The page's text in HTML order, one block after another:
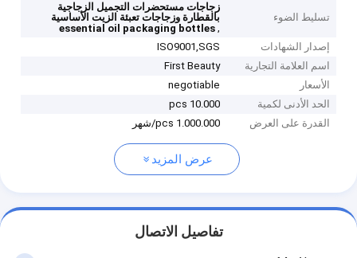
تسليط الضوء
زجاجات مستحضرات التجميل الزجاجية
بالقطارة وزجاجات تعبئة الزيت الأساسية
,
essential oil packaging bottles
إصدار الشهادات
ISO9001,SGS
اسم العلامة التجارية
First Beauty
الأسعار
negotiable
الحد الأدنى لكمية
10.000 pcs
القدرة على العرض
1.000.000 pcs/شهر
عرض المزيد
تفاصيل الاتصال